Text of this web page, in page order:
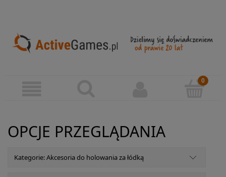
OPCJE PRZEGLĄDANIA
Kategorie: Akcesoria do holowania za łódką